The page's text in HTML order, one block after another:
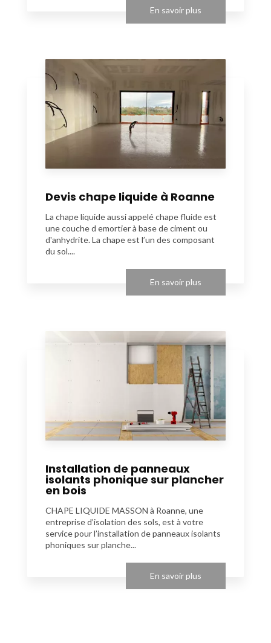
En savoir plus
Devis chape liquide à Roanne
La chape liquide aussi appelé chape fluide est
une couche d emortier à base de ciment ou
d'anhydrite. La chape est l’un des composant
du sol....
En savoir plus
Installation de panneaux
isolants phonique sur plancher
en bois
CHAPE LIQUIDE MASSON à Roanne, une
entreprise d’isolation des sols, est à votre
service pour l’installation de panneaux isolants
phoniques sur planche...
En savoir plus